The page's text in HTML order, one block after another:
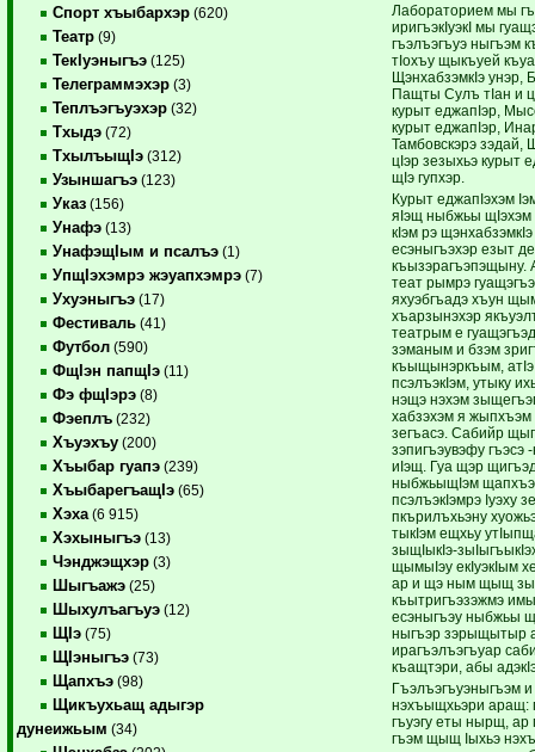
Спорт хъыбархэр (620)
Театр (9)
ТекIуэныгъэ (125)
Телеграммэхэр (3)
Теплъэгъуэхэр (32)
Тхыдэ (72)
ТхылъыщIэ (312)
Узыншагъэ (123)
Указ (156)
Унафэ (13)
УнафэщIым и псалъэ (1)
УпщIэхэмрэ жэуапхэмрэ (7)
Ухуэныгъэ (17)
Фестиваль (41)
Футбол (590)
ФщIэн папщIэ (11)
Фэ фщIэрэ (8)
Фэеплъ (232)
Хъуэхъу (200)
Хъыбар гуапэ (239)
ХъыбарегъащIэ (65)
Хэха (6 915)
Хэхыныгъэ (13)
Чэнджэщхэр (3)
Шыгъажэ (25)
Шыхулъагъуэ (12)
ЩIэ (75)
ЩIэныгъэ (73)
Щапхъэ (98)
Щикъухьащ адыгэр
дунеижьым (34)
Лабораторием мы
иригъэкIуэкI мы
гъэлъэгъуэ ныгъэм
тIохъу щыкъуей
ЩэнхабзэмкIэ унэр,
Пащты Сулъ тIан и
курыт еджапIэр,
курыт еджапIэр,
Тамбовскэрэ зэдай,
цIэр зезыхьэ курыт
щIэ гупхэр.
Курыт еджапIэхэм
яIэщ ныбжьы щIэхэм
кIэм рэ
есэныгъэхэр езыт
къызэрагъэпэщыну.
теат рымрэ
яхуэбгъадэ хъун
хъарзынэхэр
театрым е
зэманым и бзэм
къыщынэркъым,
псэлъэкIэм, утыку
нэщэ нэхэм
хабзэхэм я жыпхъэм
зегъасэ. Сабийр
зэпигъэувэфу
иIэщ. Гуа щэр
ныбжьыщIэм
псэлъэкIэмрэ Iуэху
пкърилъхьэну
тыкIэм ещхьу
зыщIыкIэ-
щымыIэу екIуэкIым
ар и щэ ным щыщ зы
къытригъэзэжмэ
есэныгъэу ныбжьы
ныгъэр зэрыщытыр
ирагъэлъэгъуар
къащтэри, абы
Гъэлъэгъуэныгъэм
нэхъыщхьэри аращ:
гъуэгу еты нырщ, ар
гъэм щыщ Iыхьэ